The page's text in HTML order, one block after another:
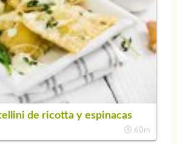
de ricotta y espinacas
60m